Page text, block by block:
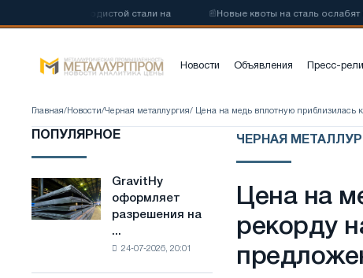
низкоуглеродистой стали на Новые квоты на сталь ослабят
Новости Объявления Пресс-
Главная/ Новости/Черная металлургия/ Цена на медь вплотную приблизилась
ПОПУЛЯРНОЕ
GravitHy
оформляет
разрешения
строительство
GravitHy
оформляет
разрешения на
...
24-07-2026, 20:01
ЧЕРНАЯ
Цена на
рекорду